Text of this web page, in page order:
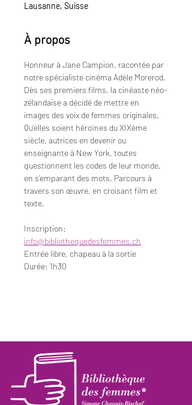
Lausanne, Suisse
À propos
Honneur à Jane Campion, racontée par
notre spécialiste cinéma Adèle Morerod.
Dès ses premiers films, la cinéaste néo-
zélandaise a décidé de mettre en
images des voix de femmes originales.
Qu’elles soient héroïnes du XIXème
siècle, autrices en devenir ou
enseignante à New York, toutes
questionnent les codes de leur monde,
en s’emparant des mots. Parcours à
travers son œuvre, en croisant film et
texte.
Inscription:
info@bibliothequedesfemmes.ch
Entrée libre, chapeau à la sortie
Durée: 1h30